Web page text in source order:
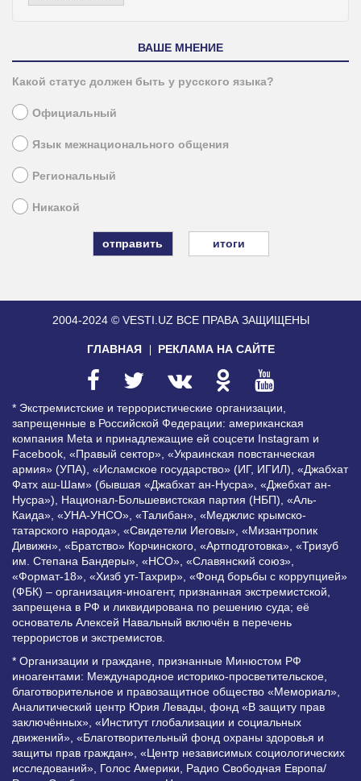
ВАШЕ МНЕНИЕ
Какой статус должен быть у русского языка?
Официальный
Язык межнационального общения
Региональный
Никакой
итоги
2004-2024 © VESTI.UZ ВСЕ ПРАВА ЗАЩИЩЕНЫ
ГЛАВНАЯ РЕКЛАМА НА САЙТЕ
* Экстремистские и террористические организации,
запрещенные в Российской Федерации: американская
компания Meta и принадлежащие ей соцсети Instagram и
Facebook, «Правый сектор», «Украинская повстанческая
армия» (УПА), «Исламское государство» (ИГ, ИГИЛ), «Джабхат
Фатх аш-Шам» (бывшая «Джабхат ан-Нусра», «Джебхат ан-
Нусра»), Национал-Большевистская партия (НБП), «Аль-
Каида», «УНА-УНСО», «Талибан», «Меджлис крымско-
татарского народа», «Свидетели Иеговы», «Мизантропик
Дивижн», «Братство» Корчинского, «Артподготовка», «Тризуб
им. Степана Бандеры», «НСО», «Славянский союз»,
«Формат-18», «Хизб ут-Тахрир», «Фонд борьбы с коррупцией»
(ФБК) – организация-иноагент, признанная экстремистской,
запрещена в РФ и ликвидирована по решению суда; её
основатель Алексей Навальный включён в перечень
террористов и экстремистов.
* Организации и граждане, признанные Минюстом РФ
иноагентами: Международное историко-просветительское,
благотворительное и правозащитное общество «Мемориал»,
Аналитический центр Юрия Левады, фонд «В защиту прав
заключённых», «Институт глобализации и социальных
движений», «Благотворительный фонд охраны здоровья и
защиты прав граждан», «Центр независимых социологических
исследований», Голос Америки, Радио Свободная Европа/